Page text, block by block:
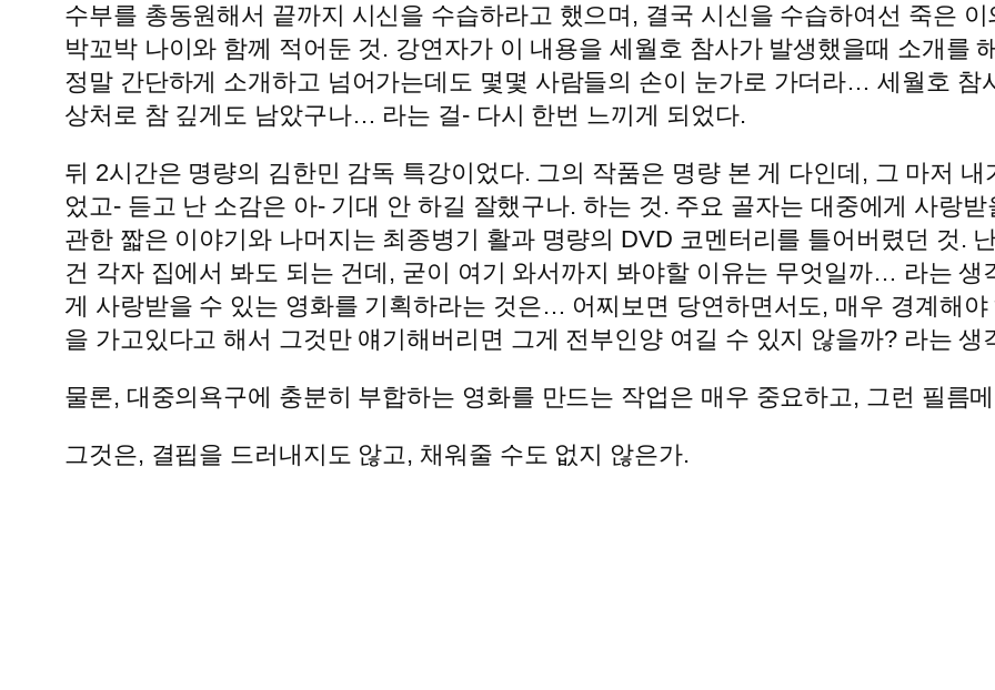
수부를 총동원해서 끝까지 시신을 수습하라고 했으며, 결국 시신을 수습하여선 죽은
박꼬박 나이와 함께 적어둔 것. 강연자가 이 내용을 세월호 참사가 발생했을때 소개를
정말 간단하게 소개하고 넘어가는데도 몇몇 사람들의 손이 눈가로 가더라… 세월호 참
상처로 참 깊게도 남았구나… 라는 걸- 다시 한번 느끼게 되었다.
뒤 2시간은 명량의 김한민 감독 특강이었다. 그의 작품은 명량 본 게 다인데, 그 마저
었고- 듣고 난 소감은 아- 기대 안 하길 잘했구나. 하는 것. 주요 골자는 대중에게 사랑
관한 짧은 이야기와 나머지는 최종병기 활과 명량의 DVD 코멘터리를 틀어버렸던 것.
건 각자 집에서 봐도 되는 건데, 굳이 여기 와서까지 봐야할 이유는 무엇일까… 라는
게 사랑받을 수 있는 영화를 기획하라는 것은… 어찌보면 당연하면서도, 매우 경계해
을 가고있다고 해서 그것만 얘기해버리면 그게 전부인양 여길 수 있지 않을까? 라는 생
물론, 대중의욕구에 충분히 부합하는 영화를 만드는 작업은 매우 중요하고, 그런 필름
그것은, 결핍을 드러내지도 않고, 채워줄 수도 없지 않은가.